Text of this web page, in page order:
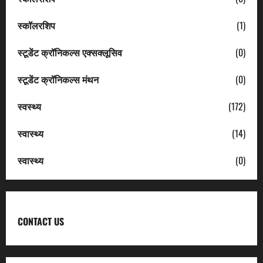
स्कॉलरशिप
(1)
स्टूडेंट क्रॉनिकल्स एक्सक्लूसिव
(0)
स्टूडेंट क्रॉनिकल्स मंथन
(0)
स्वस्थ्य
(172)
स्वास्थ्य
(14)
स्वास्थ्य
(0)
CONTACT US